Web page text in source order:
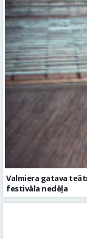
Valmiera gatava
festivāla nedēļa